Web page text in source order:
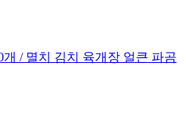
/ 멸치 김치 육개장 얼큰 파곰